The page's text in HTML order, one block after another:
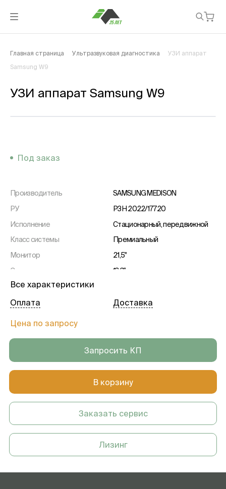
Главная страница Ультразвуковая диагностика УЗИ аппарат
Samsung W9
УЗИ аппарат Samsung W9
Под заказ
Производитель
SAMSUNG MEDISON
РУ
РЗН 2022/17720
Исполнение
Стационарный, передвижной
Класс системы
Премиальный
Монитор
21,5"
Сенсорная панель
13,3"
Активные порты
Вес
141 кг
Все характеристики
Цена по запросу
Оплата Доставка
Запросить КП
В корзину
Заказать сервис
Лизинг